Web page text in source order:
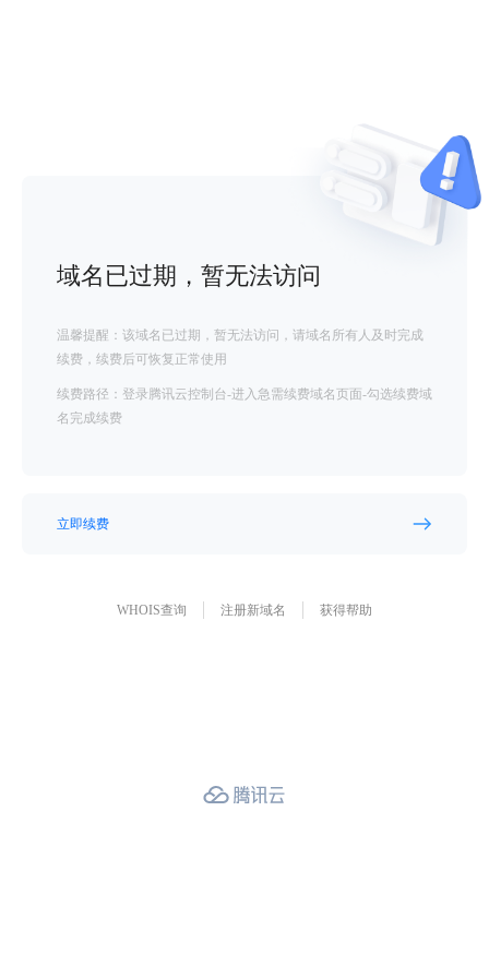
域名已过期，暂无法访问
温馨提醒：该域名已过期，暂无法访问，请域名所有人及时完成
续费，续费后可恢复正常使用
续费路径：登录腾讯云控制台-进入急需续费域名页面-勾选续费域
名完成续费
立即续费
WHOIS查询 注册新域名 获得帮助